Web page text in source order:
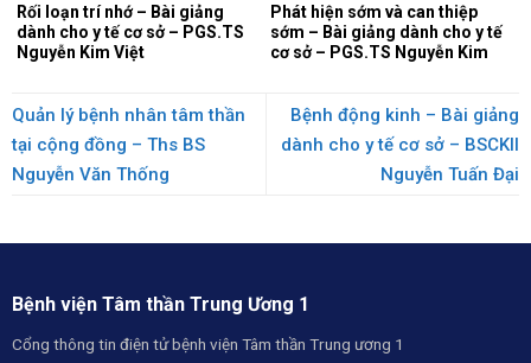
Rối loạn trí nhớ – Bài giảng
dành cho y tế cơ sở – PGS.TS
Nguyễn Kim Việt
Phát hiện sớm và can thiệp
sớm – Bài giảng dành cho y tế
cơ sở – PGS.TS Nguyễn Kim
Quản lý bệnh nhân tâm thần
tại cộng đồng – Ths BS
Nguyễn Văn Thống
Bệnh động kinh – Bài giảng
dành cho y tế cơ sở – BSCKII
Nguyễn Tuấn Đại
Bệnh viện Tâm thần Trung Ương 1
Cổng thông tin điện tử bệnh viện Tâm thần Trung ương 1